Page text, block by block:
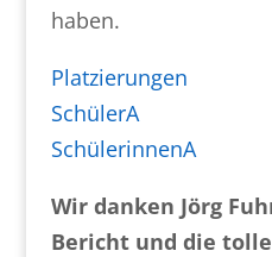
haben.
Platzierungen
SchülerA
SchülerinnenA
Wir danken Jörg
Bericht und die